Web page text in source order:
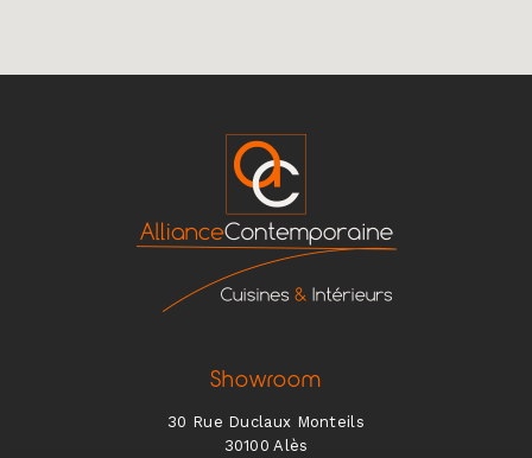
Showroom
30 Rue Duclaux Monteils
30100 Alès